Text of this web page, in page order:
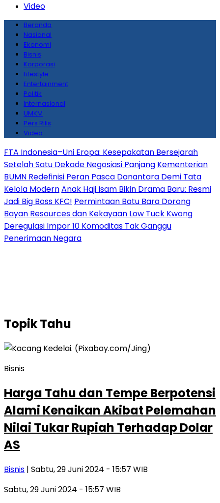
Video
Beranda
Nasional
Ekonomi
Bisnis
Korporasi
Lifestyle
Entertainment
Politik
Internasional
UMKM
Pers Rilis
Video
FTA Indonesia–Uni Eropa: Kesepakatan Bersejarah
Setelah Satu Dekade Negosiasi Panjang Kementerian
BUMN Redefinisi Peran Pasca Danantara Demi Tata
Kelola ModernAnak Haji Isam Bikin Drama Baru: Resmi
Jadi Big Boss KFC! Permintaan Batu Bara Dorong
Bayan Resources dan Kekayaan Low Tuck Kwong
Deregulasi Impor 10 Komoditas Tak Ganggu
Penerimaan Negara
TopikTahu
Bisnis
Harga Tahu dan Tempe Berpotensi
Alami Kenaikan Akibat Pelemahan
Nilai Tukar Rupiah Terhadap Dolar
AS
Bisnis | Sabtu, 29 Juni 2024 - 15:57 WIB
Sabtu, 29 Juni 2024 - 15:57 WIB